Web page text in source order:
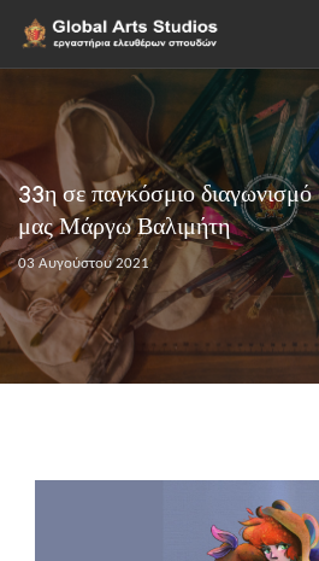
33η σε παγκόσμιο
μας Μάργω Βαλιμήτη
03 Αυγούστου 2021